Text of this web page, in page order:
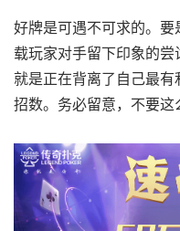
好牌是可遇不可求的。
载玩家对手留下印象的
就是正在背离了自己最
招数。务必留意，不要这